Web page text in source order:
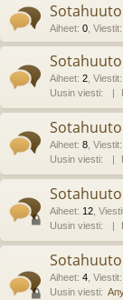
Aiheet: 0 Viestit:
Aiheet: 2 Viestit:
Uusin viesti:
Aiheet: 8 Viestit:
Uusin viesti:
Aiheet: 12
Uusin viesti:
Aiheet: 4 Viestit:
Uusin viesti: